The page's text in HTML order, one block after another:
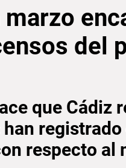
de
del
que Cádiz
respecto al